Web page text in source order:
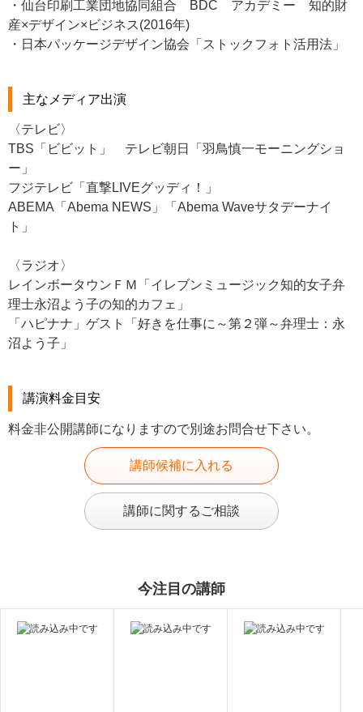
・仙台印刷工業団地協同組合 BDC アカデミー 知的財
産×デザイン×ビジネス(2016年)
・日本パッケージデザイン協会「ストックフォト活用法」
主なメディア出演
〈テレビ〉
TBS「ビビット」 テレビ朝日「羽鳥慎一モーニングショ
ー」
フジテレビ「直撃LIVEグッディ！」
ABEMA「Abema NEWS」「Abema Waveサタデーナイ
ト」
〈ラジオ〉
レインボータウンＦＭ「イレブンミュージック知的女子弁
理士永沼よう子の知的カフェ」
「ハピナナ」ゲスト「好きを仕事に～第２弾～弁理士：永
沼よう子」
講演料金目安
料金非公開講師になりますので別途お問合せ下さい。
講師候補に入れる
講師に関するご相談
今注目の講師